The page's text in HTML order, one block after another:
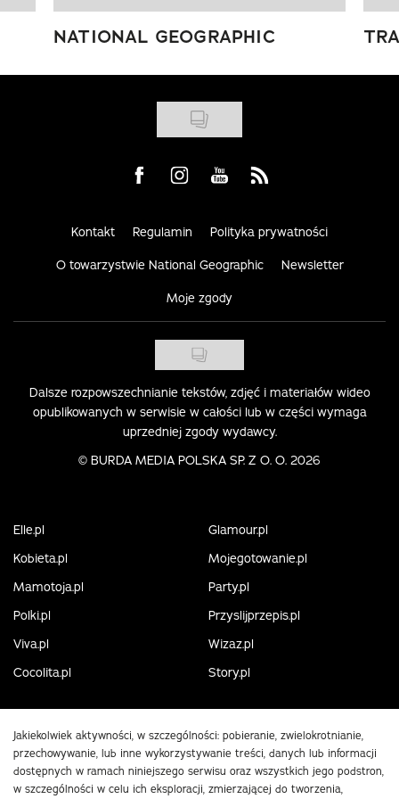
NATIONAL GEOGRAPHIC
Visit us on Facebook
Visit us on Instagram
Visit us on Youtube
Visit us on Rss
Kontakt Regulamin Polityka prywatności
O towarzystwie National Geographic Newsletter
Moje zgody
Dalsze rozpowszechnianie tekstów, zdjęć i materiałów wideo
opublikowanych w serwisie w całości lub w części wymaga
uprzedniej zgody wydawcy.
© BURDA MEDIA POLSKA SP. Z O. O. 2026
Elle.pl
Glamour.pl
Kobieta.pl
Mojegotowanie.pl
Mamotoja.pl
Party.pl
Polki.pl
Przyslijprzepis.pl
Viva.pl
Wizaz.pl
Cocolita.pl
Story.pl
Jakiekolwiek aktywności, w szczególności: pobieranie, zwielokrotnianie,
przechowywanie, lub inne wykorzystywanie treści, danych lub informacji
dostępnych w ramach niniejszego serwisu oraz wszystkich jego podstron,
w szczególności w celu ich eksploracji, zmierzającej do tworzenia,